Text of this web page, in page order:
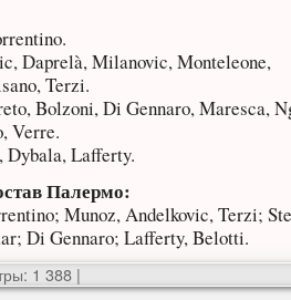
Daprelà, Milanovic, Monteleone,
Terzi.
Bolzoni, Di Gennaro, Maresca,
Verre.
Lafferty.
Палермо:
Munoz, Andelkovic, Terzi;
Di Gennaro; Lafferty, Belotti.
1 388 |